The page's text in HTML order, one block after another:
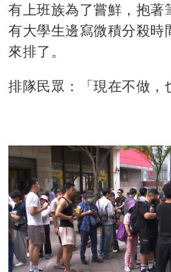
有上班族為了嘗鮮，抱著
有大學生邊寫微積分殺時
來排了。
排隊民眾：「現在不做，